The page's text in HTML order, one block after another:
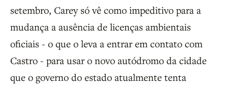
setembro, Carey só vê como impeditivo para a
mudança a ausência de licenças ambientais
oficiais - o que o leva a entrar em contato com
Castro - para usar o novo autódromo da cidade
que o governo do estado atualmente tenta